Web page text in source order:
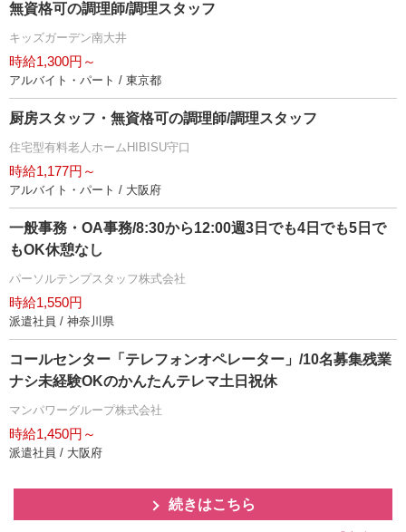
無資格可の調理師/調理スタッフ
キッズガーデン南大井
時給1,300円～
アルバイト・パート / 東京都
厨房スタッフ・無資格可の調理師/調理スタッフ
住宅型有料老人ホームHIBISU守口
時給1,177円～
アルバイト・パート / 大阪府
一般事務・OA事務/8:30から12:00週3日でも4日でも5日で
もOK休憩なし
パーソルテンプスタッフ株式会社
時給1,550円
派遣社員 / 神奈川県
コールセンター「テレフォンオペレーター」/10名募集残業
ナシ未経験OKのかんたんテレマ土日祝休
マンパワーグループ株式会社
時給1,450円～
派遣社員 / 大阪府
続きはこちら